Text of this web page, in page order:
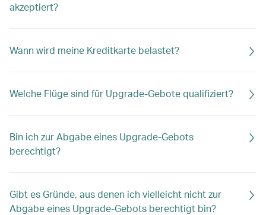
akzeptiert?
Wann wird meine Kreditkarte belastet?
Welche Flüge sind für Upgrade-Gebote qualifiziert?
Bin ich zur Abgabe eines Upgrade-Gebots
berechtigt?
Gibt es Gründe, aus denen ich vielleicht nicht zur
Abgabe eines Upgrade-Gebots berechtigt bin?